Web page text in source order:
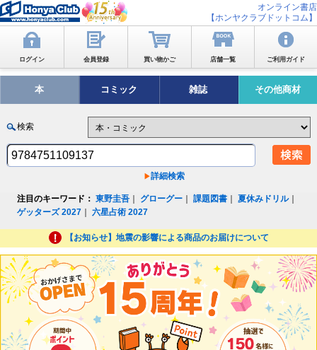
オンライン書店
【ホンヤクラブドットコム】
ログイン 会員登録 買い物かご 店舗一覧 ご利用ガイド
本 コミック 雑誌 その他商材
検索
詳細検索
注目のキーワード： 東野圭吾 グローグー ｜課題図書 ｜夏休みドリル｜
ゲッターズ 2027 ｜六星占術 2027
【お知らせ】地震の影響による商品のお届けについて